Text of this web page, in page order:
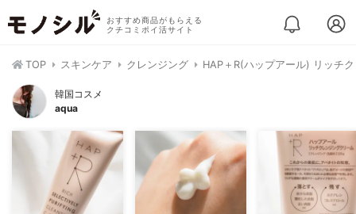
おすすめ商品がもらえる
クチコミポイ活サイト
TOP スキンケア クレンジング HAP＋R(ハップアール) リッチ
韓国コスメ
aqua